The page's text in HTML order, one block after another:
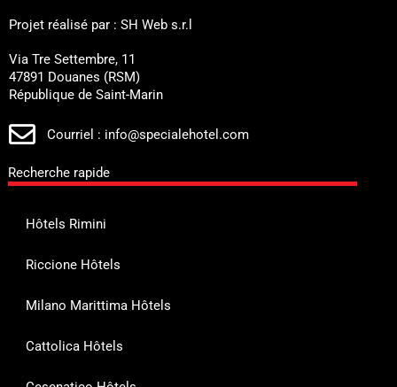
Projet réalisé par : SH Web s.r.l
Via Tre Settembre, 11
47891 Douanes (RSM)
République de Saint-Marin
Courriel : info@specialehotel.com
Recherche rapide
Hôtels Rimini
Riccione Hôtels
Milano Marittima Hôtels
Cattolica Hôtels